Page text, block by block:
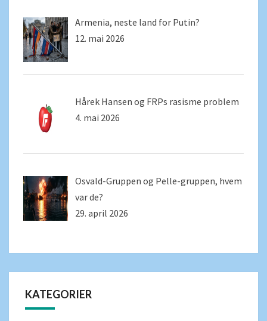
Armenia, neste land for Putin?
12. mai 2026
Hårek Hansen og FRPs rasisme problem
4. mai 2026
Osvald-Gruppen og Pelle-gruppen, hvem
var de?
29. april 2026
KATEGORIER